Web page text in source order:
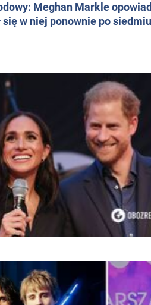
Meghan Markle
się w niej ponownie po